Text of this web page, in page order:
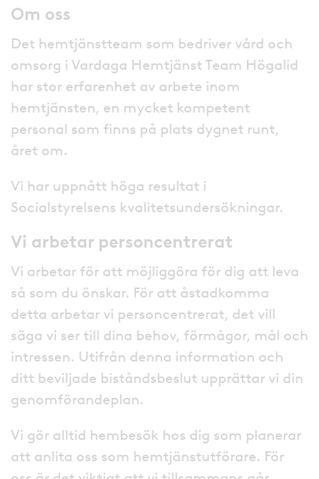
Om oss
Det hemtjänstteam som bedriver vård och
omsorg i Vardaga Hemtjänst Team Högalid
har stor erfarenhet av arbete inom
hemtjänsten, en mycket kompetent
personal som finns på plats dygnet runt,
året om.
Vi har uppnått höga resultat i
Socialstyrelsens kvalitetsundersökningar.
Vi arbetar personcentrerat
Vi arbetar för att möjliggöra för dig att leva
så som du önskar. För att åstadkomma
detta arbetar vi personcentrerat, det vill
säga vi ser till dina behov, förmågor, mål och
intressen. Utifrån denna information och
ditt beviljade biståndsbeslut upprättar vi din
genomförandeplan.
Vi gör alltid hembesök hos dig som planerar
att anlita oss som hemtjänstutförare. För